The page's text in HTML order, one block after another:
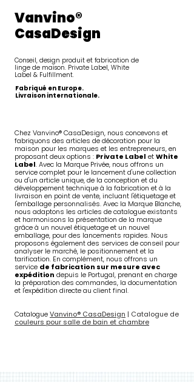
Vanvino®
CasaDesign
Conseil, design produit et fabrication de
linge de maison. Private Label, White
Label & Fulfillment.
Fabriqué en Europe.
Livraison internationale.
Chez Vanvino® CasaDesign, nous concevons et
fabriquons des articles de décoration pour la
maison pour les marques et les entrepreneurs, en
proposant deux options : Private Label etWhite
Label. Avec la Marque Privée, nous offrons un
service complet pour le lancement d'une collection
ou d'un article unique, de la conception et du
développement technique à la fabrication et à la
livraison en point de vente, incluant l'étiquetage et
l'emballage personnalisés. Avec la Marque Blanche,
nous adaptons les articles de catalogue existants
et harmonisons la présentation de la marque
grâce à un nouvel étiquetage et un nouvel
emballage, pour des lancements rapides. Nous
proposons également des services de conseil pour
analyser le marché, le positionnement et la
tarification. En complément, nous offrons un
service de fabrication sur mesure avec
expédition depuis le Portugal, prenant en charge
la préparation des commandes, la documentation
et l'expédition directe au client final.
CatalogueVanvino® CasaDesign | Catalogue de
couleurs pour salle de bain et chambre